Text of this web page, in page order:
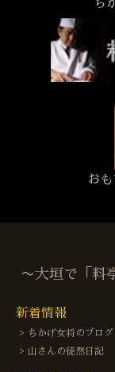
ち
お
〜大垣で「料
新着情報
ちかげ女将のブログ
山さんの徒然日記